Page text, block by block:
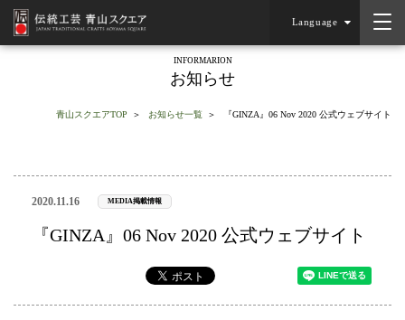
Language
INFORMARION
お知らせ
青山スクエアTOP お知らせ一覧 『GINZA』06 Nov 2020 公式ウェブサイト
2020.11.16 MEDIA掲載情報
『GINZA』06 Nov 2020 公式ウェブサイト